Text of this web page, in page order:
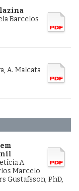
Barcelos
A. Malcata
A
Marcelo
Gustafsson, PhD,